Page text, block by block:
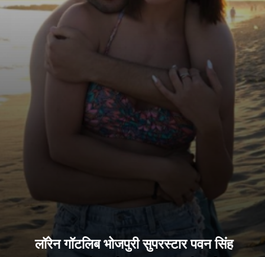
लॉरेन गॉटलिब भोजपुरी सुपरस्टार पवन सिंह